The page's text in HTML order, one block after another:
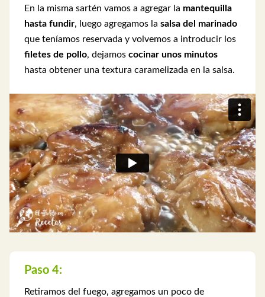
En la misma sartén vamos a agregar la mantequilla
hasta fundir, luego agregamos la salsa del marinado
que teníamos reservada y volvemos a introducir los
filetes de pollo, dejamos cocinar unos minutos
hasta obtener una textura caramelizada en la salsa.
Paso 4:
Retiramos del fuego, agregamos un poco de